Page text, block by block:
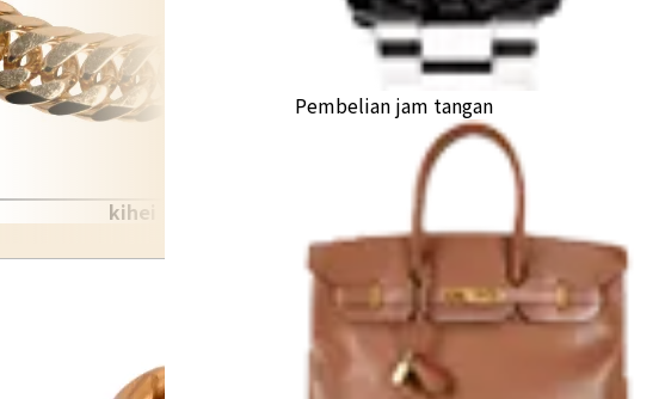
kihei
Pembelian jam tangan